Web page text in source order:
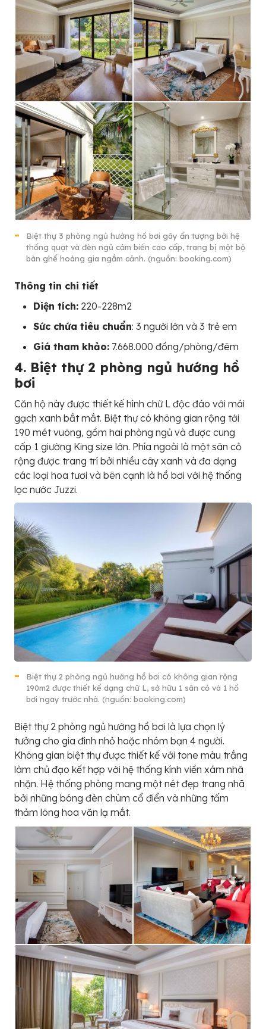
Biệt thự 3 phòng ngủ hướng hồ bơi gây ấn tượng bởi hệ
thống quạt và đèn ngủ cảm biến cao cấp, trang bị một bộ
bàn ghế hoàng gia ngắm cảnh. (nguồn: booking.com)
Thông tin chi tiết
Diện tích: 220-228m2
Sức chứa tiêu chuẩn: 3 người lớn và 3 trẻ em
Giá tham khảo: 7.668.000 đồng/phòng/đêm
4. Biệt thự 2 phòng ngủ hướng hồ
bơi
Căn hộ này được thiết kế hình chữ L độc đáo với mái
gạch xanh bắt mắt. Biệt thự có không gian rộng tới
190 mét vuông, gồm hai phòng ngủ và được cung
cấp 1 giường King size lớn. Phía ngoài là một sân cỏ
rộng được trang trí bởi nhiều cây xanh và đa dạng
các loại hoa tươi và bên cạnh là hồ bơi với hệ thống
lọc nước Juzzi.
Biệt thự 2 phòng ngủ hướng hồ bơi có không gian rộng
190m2 được thiết kế dạng chữ L, sở hữu 1 sân cỏ và 1 hồ
bơi ngay trước nhà. (nguồn: booking.com)
Biệt thự 2 phòng ngủ hướng hồ bơi là lựa chọn lý
tưởng cho gia đình nhỏ hoặc nhóm bạn 4 người.
Không gian biệt thự được thiết kế với tone màu trắng
làm chủ đạo kết hợp với hệ thống kính viền xám nhã
nhặn. Hệ thống phòng mang một nét đẹp trang nhã
bởi những bóng đèn chùm cổ điển và những tấm
thảm lông hoa văn lạ mắt.